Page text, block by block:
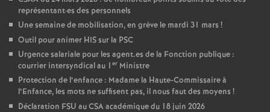
représentant·es des personnels
Une semaine de mobilisation, en grève le mardi 31 mars !
Outil pour animer HIS sur la PSC
Urgence salariale pour les agent.es de la Fonction publique :
courrier intersyndical au 1 er Ministre
Protection de l’enfance : Madame la Haute-Commissaire à
l’Enfance, les mots ne suffisent pas, il nous faut des moyens !
Déclaration FSU au CSA académique du 18 juin 2026